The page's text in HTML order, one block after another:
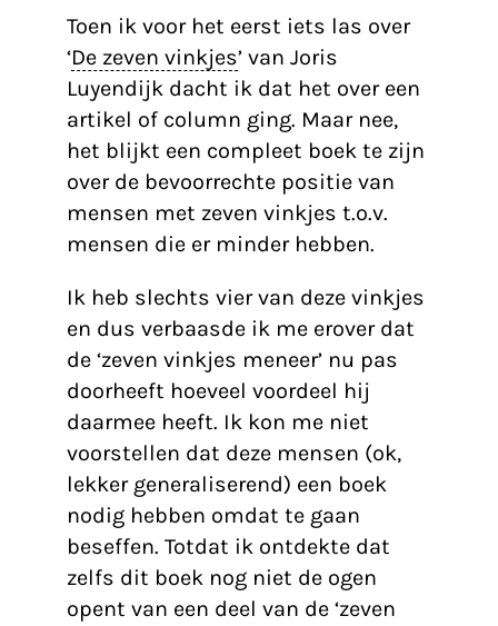
Participatiecursus
Participatie Podcast
KidsErOpUit Media
Gold Works
Blogs
Contact
Toen ik voor het eerst iets las over
‘De zeven vinkjes’ van Joris
Luyendijk dacht ik dat het over een
artikel of column ging. Maar nee,
het blijkt een compleet boek te zijn
over de bevoorrechte positie van
mensen met zeven vinkjes t.o.v.
mensen die er minder hebben.
Ik heb slechts vier van deze vinkjes
en dus verbaasde ik me erover dat
de ‘zeven vinkjes meneer’ nu pas
doorheeft hoeveel voordeel hij
daarmee heeft. Ik kon me niet
voorstellen dat deze mensen (ok,
lekker generaliserend) een boek
nodig hebben omdat te gaan
beseffen. Totdat ik ontdekte dat
zelfs dit boek nog niet de ogen
opent van een deel van de ‘zeven